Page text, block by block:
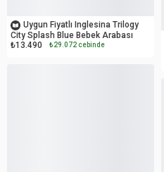
Uygun Fiyatlı Inglesina Trilogy
City Splash Blue Bebek Arabası
₺13.490
₺29.072 cebinde